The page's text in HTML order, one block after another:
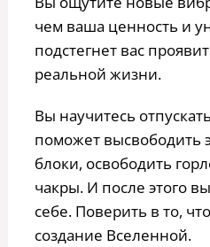
чем ваша ценность и
подстегнет вас
реальной жизни.
Вы научитесь
поможет высвободить
блоки, освободить
чакры. И после этого
себе. Поверить в то,
создание Вселенной.